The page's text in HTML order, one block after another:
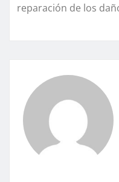
reparación de los